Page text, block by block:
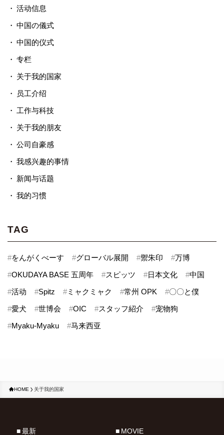
活动信息
中国の儀式
中国的仪式
专栏
关于我的国家
员工介绍
工作与科技
关于我的朋友
公司自豪感
我感兴趣的事情
新闻与话题
我的习惯
TAG
#をんがくべーす #グローバル展開 #禦朱印 #万博
#OKUDAYA BASE 五周年 #スピッツ #日本文化 #中国
#活动 #Spitz #ミャクミャク #常州 OPK #〇〇と僕
#愛犬 #世博会 #OIC #スタッフ紹介 #宠物狗
#Myaku-Myaku #马来西亚
HOME 关于我的国家
最新 MOVIE